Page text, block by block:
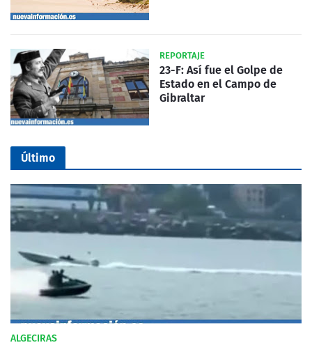
REPORTAJE
23-F: Así fue el Golpe de
Estado en el Campo de
Gibraltar
Último
ALGECIRAS